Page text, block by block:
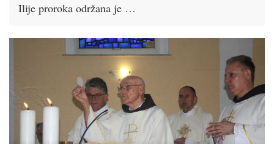
Ilije proroka održana je …